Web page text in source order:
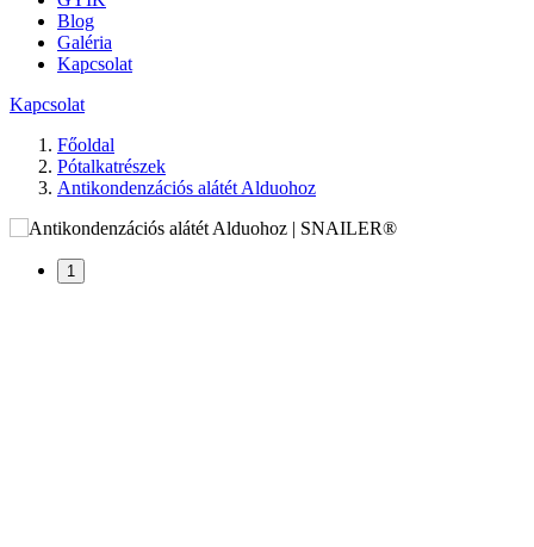
Blog
Galéria
Kapcsolat
Kapcsolat
Főoldal
Pótalkatrészek
Antikondenzációs alátét Alduohoz
1